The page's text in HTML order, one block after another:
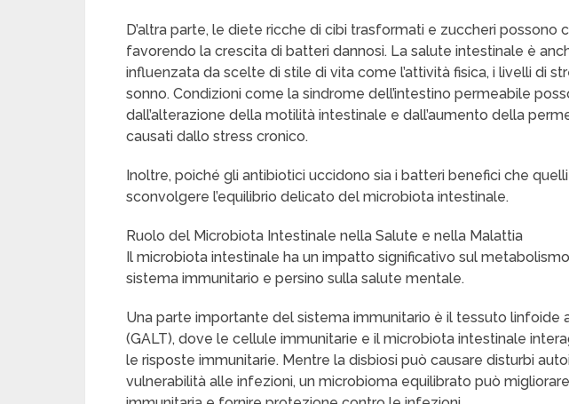
D’altra parte, le diete ricche di cibi trasformati e zuccheri possono
favorendo la crescita di batteri dannosi. La salute intestinale è
influenzata da scelte di stile di vita come l’attività fisica, i livelli di
sonno. Condizioni come la sindrome dell’intestino permeabile
dall’alterazione della motilità intestinale e dall’aumento della
causati dallo stress cronico.
Inoltre, poiché gli antibiotici uccidono sia i batteri benefici che
sconvolgere l’equilibrio delicato del microbiota intestinale.
Ruolo del Microbiota Intestinale nella Salute e nella Malattia
Il microbiota intestinale ha un impatto significativo sul
sistema immunitario e persino sulla salute mentale.
Una parte importante del sistema immunitario è il tessuto linfoide
(GALT), dove le cellule immunitarie e il microbiota intestinale
le risposte immunitarie. Mentre la disbiosi può causare disturbi
vulnerabilità alle infezioni, un microbioma equilibrato può